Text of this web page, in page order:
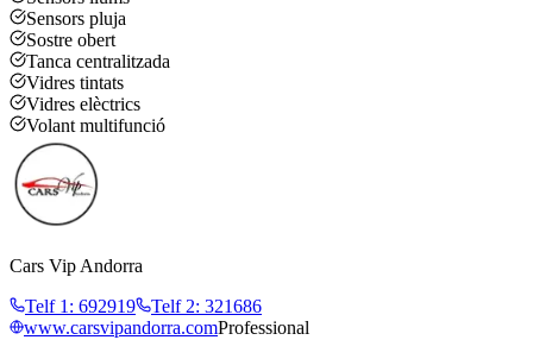
Sensors pluja
Sostre obert
Tanca centralitzada
Vidres tintats
Vidres elèctrics
Volant multifunció
Cars Vip Andorra
Telf 1 : 692919 Telf 2: 321686
www.carsvipandorra.comProfessional